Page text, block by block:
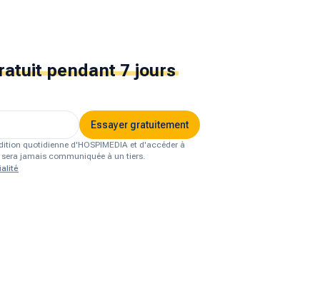
pendant 7 jours
Essayer gratuitement
quotidienne d'HOSPIMEDIA et d'accéder à
jamais communiquée à un tiers.